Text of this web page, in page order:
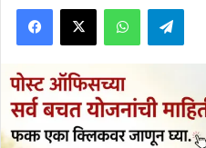
Facebook
X WhatsApp